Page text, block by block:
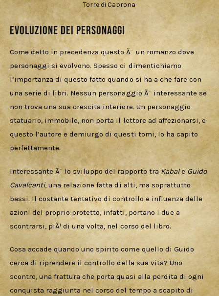
Torre di Caprona
Evoluzione dei personaggi
Come detto in precedenza questo Ã¨ un romanzo dove
personaggi si evolvono. Spesso ci dimentichiamo
l’importanza di questo fatto quando si ha a che fare con
una serie di libri. Nessun personaggio Ã¨ interessante se
non trova una sua crescita interiore. Un personaggio
statuario, immobile, non porta il lettore ad affezionarsi, e
questo l’autore e demiurgo di questi tomi, lo ha capito
perfettamente.
Interessante Ã¨ lo sviluppo del rapporto tra Kabal e Guido
Cavalcanti, una relazione fatta di alti, ma soprattutto
bassi. Il costante tentativo di controllo e influenza delle
azioni del proprio protetto, infatti, portano i due a
scontrarsi, piÃ¹ di una volta, nel corso del libro.
Cosa accade quando uno spirito come quello di Guido
cerca di riprendere il controllo della sua vita? Uno
scontro, una frattura che porta quasi alla perdita di ogni
conquista raggiunta nel corso del tempo a scapito di